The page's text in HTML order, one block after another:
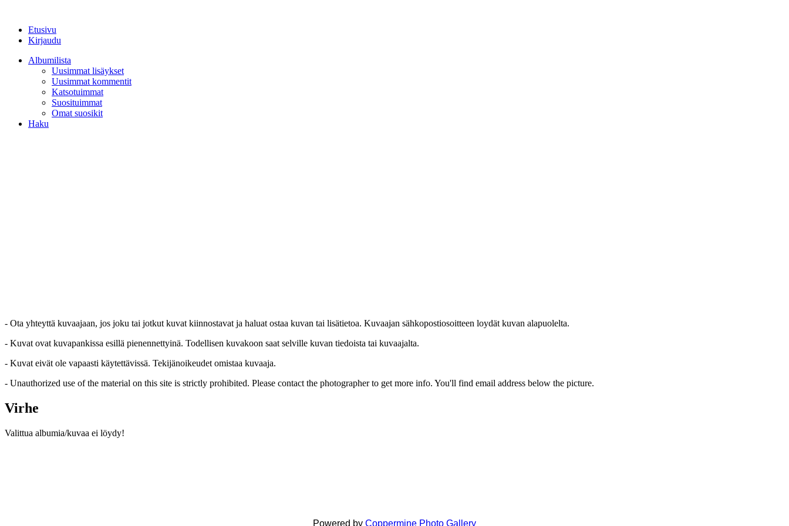
Etusivu
Kirjaudu
Albumilista
Uusimmat lisäykset
Uusimmat kommentit
Katsotuimmat
Suosituimmat
Omat suosikit
Haku
- Ota yhteyttä kuvaajaan, jos joku tai jotkut kuvat kiinnostavat ja haluat ostaa kuvan tai lisätietoa. Kuvaajan sähkopostiosoitteen loydät kuvan alapuolelta.
- Kuvat ovat kuvapankissa esillä pienennettyinä. Todellisen kuvakoon saat selville kuvan tiedoista tai kuvaajalta.
- Kuvat eivät ole vapaasti käytettävissä. Tekijänoikeudet omistaa kuvaaja.
- Unauthorized use of the material on this site is strictly prohibited. Please contact the photographer to get more info. You'll find email address below the picture.
Virhe
Valittua albumia/kuvaa ei löydy!
Powered by Coppermine Photo Gallery